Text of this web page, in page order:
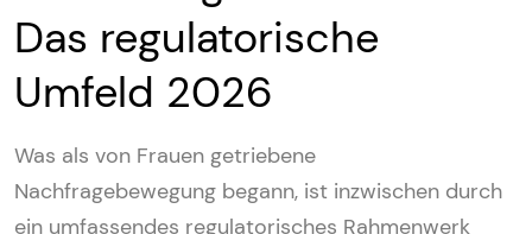
Das regulatorische
Umfeld 2026
Was als von Frauen getriebene
Nachfragebewegung begann, ist inzwischen durch
ein umfassendes regulatorisches Rahmenwerk